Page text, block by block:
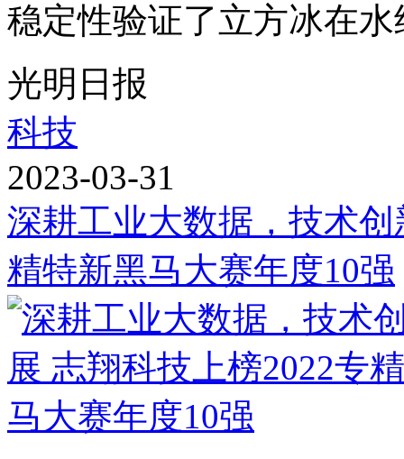
稳定性验证了立方冰在水
光明日报
科技
2023-03-31
深耕工业大数据，技术
精特新黑马大赛年度10强